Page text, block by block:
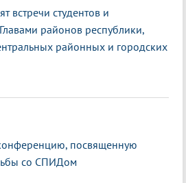
встречи студентов и
районов республики,
районных и городских
посвященную
со СПИДом